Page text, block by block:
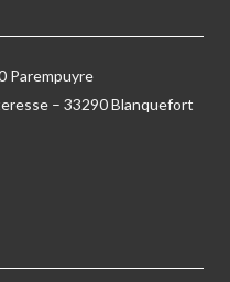
Parempuyre
– 33290 Blanquefort